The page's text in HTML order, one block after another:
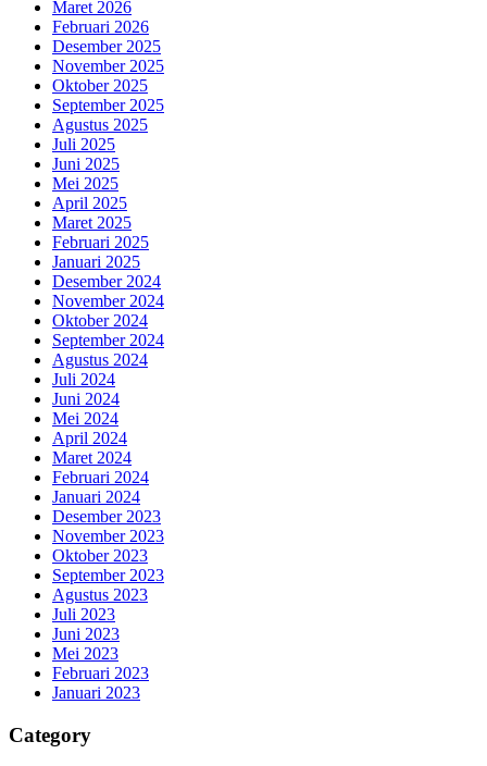
Maret 2026
Februari 2026
Desember 2025
November 2025
Oktober 2025
September 2025
Agustus 2025
Juli 2025
Juni 2025
Mei 2025
April 2025
Maret 2025
Februari 2025
Januari 2025
Desember 2024
November 2024
Oktober 2024
September 2024
Agustus 2024
Juli 2024
Juni 2024
Mei 2024
April 2024
Maret 2024
Februari 2024
Januari 2024
Desember 2023
November 2023
Oktober 2023
September 2023
Agustus 2023
Juli 2023
Juni 2023
Mei 2023
Februari 2023
Januari 2023
Category